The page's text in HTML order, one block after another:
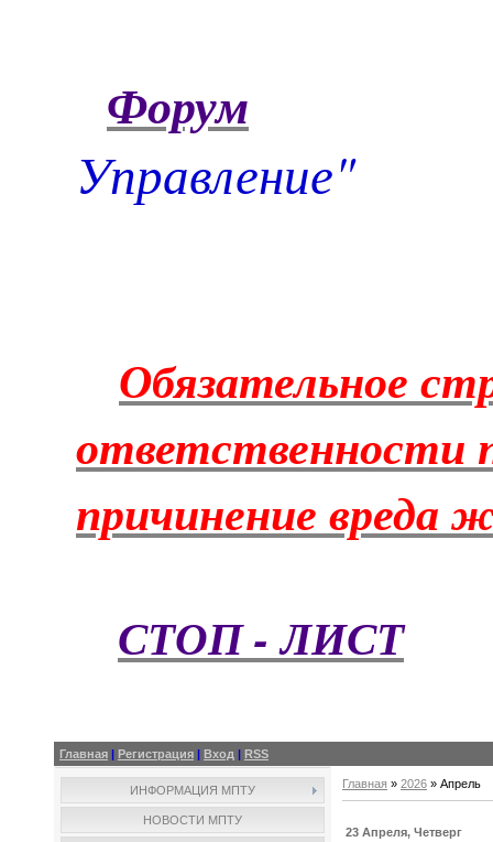
Форум
Управление"
Обязательное
ответственности
причинение вреда
СТОП - ЛИСТ
Главная | Регистрация | Вход | RSS
ИНФОРМАЦИЯ МПТУ
НОВОСТИ МПТУ
Главная » 2026 » Апрель
23 Апреля, Четверг